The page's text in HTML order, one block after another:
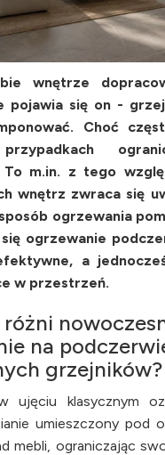
wnętrze
pojawia się on -
Choć
To m.in. z tego
wnętrz zwraca się
ogrzewania
ogrzewanie
a
w przestrzeń.
różni
na
grzejników?
ujęciu klasycznym
umieszczony pod
mebli, ograniczając